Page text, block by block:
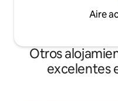
Aire
Otros
excelentes